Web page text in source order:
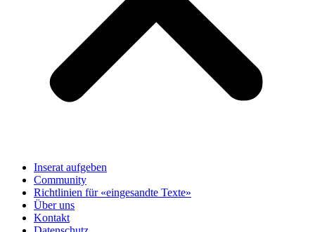
Inserat aufgeben
Community
Richtlinien für «eingesandte Texte»
Über uns
Kontakt